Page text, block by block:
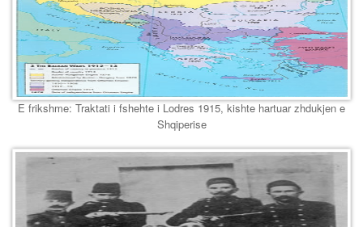
E frikshme: Traktati i fshehte i Lodres 1915, kishte hartuar zhdukjen e
Shqiperise